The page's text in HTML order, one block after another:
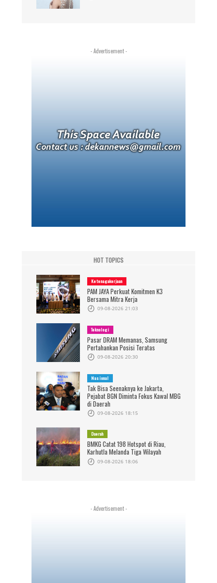
- Advertisement -
HOT TOPICS
Ketenagakerjaan
PAM JAYA Perkuat Komitmen K3
Bersama Mitra Kerja
09-08-2026 21:03
Teknologi
Pasar DRAM Memanas, Samsung
Pertahankan Posisi Teratas
09-08-2026 20:30
Nasional
Tak Bisa Seenaknya ke Jakarta,
Pejabat BGN Diminta Fokus Kawal MBG
di Daerah
09-08-2026 18:15
Daerah
BMKG Catat 198 Hotspot di Riau,
Karhutla Melanda Tiga Wilayah
09-08-2026 18:06
- Advertisement -